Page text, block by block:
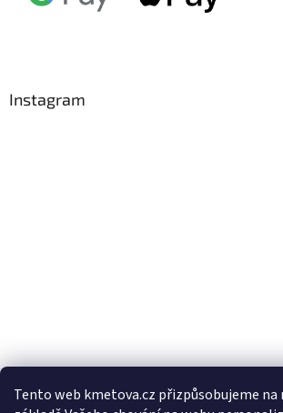
Tento web kmetova.cz přizpůsobujeme na
Instagram